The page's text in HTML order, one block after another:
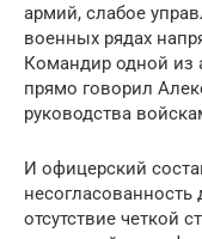
армий, слабое
военных рядах
Командир одной из
прямо говорил
руководства
И офицерский
отсутствие четкой